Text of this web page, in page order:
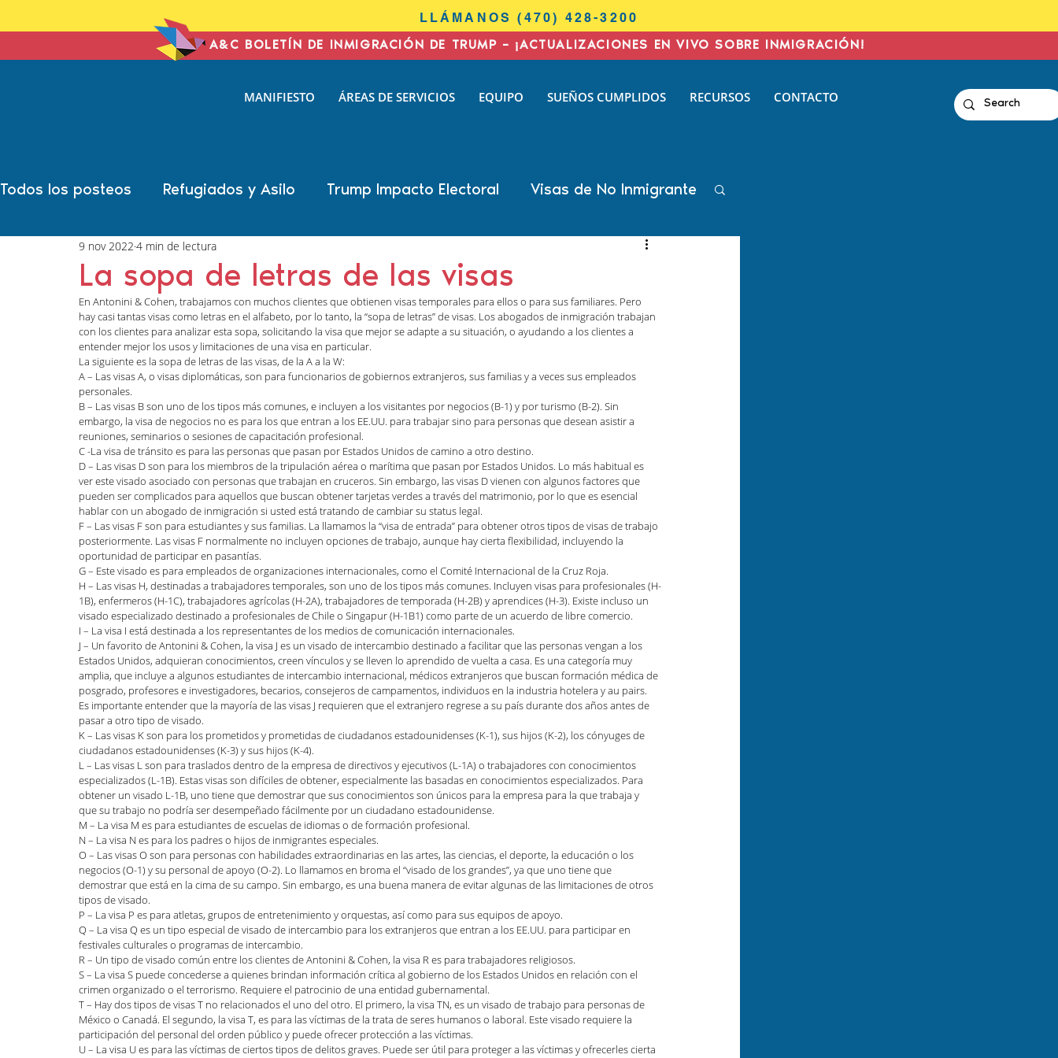
LLÁMANOS (470) 428-3200
A&C BOLETÍN DE INMIGRACIÓN DE TRUMP – ¡ACTUALIZACIONES EN VIVO SOBRE INMIGRACIÓN!
MANIFIESTO ÁREAS DE SERVICIOS EQUIPO SUEÑOS CUMPLIDOS RECURSOS CONTACTO
ANTONINI
Todos los posteos Refugiados y Asilo Trump Impacto Electoral Visas de No Inmigrante
Año Electoral Carolina Antonini Kathleen Hoyos
Sonal Shah Liann Campagne Bethany Biswas Inmigración de negocios
Defensa de deportación DACA Hablando con Carolina Podcast
Inmigración familiar LGBTQI+ Naturalización
Inmigración general Zuhra Aziz Jessica Luna Kaitlin Rudzinskyi
Inmigración Humanitaria
La sopa de letras de las visas
9 nov 2022 4 min de lectura
En Antonini & Cohen, trabajamos con muchos clientes que obtienen visas temporales para ellos o para sus familiares. Pero
hay casi tantas visas como letras en el alfabeto, por lo tanto, la “sopa de letras” de visas. Los abogados de inmigración trabajan
con los clientes para analizar esta sopa, solicitando la visa que mejor se adapte a su situación, o ayudando a los clientes a
entender mejor los usos y limitaciones de una visa en particular.
La siguiente es la sopa de letras de las visas, de la A a la W:
A – Las visas A, o visas diplomáticas, son para funcionarios de gobiernos extranjeros, sus familias y a veces sus empleados
personales.
B – Las visas B son uno de los tipos más comunes, e incluyen a los visitantes por negocios (B-1) y por turismo (B-2). Sin
embargo, la visa de negocios no es para los que entran a los EE.UU. para trabajar sino para personas que desean asistir a
reuniones, seminarios o sesiones de capacitación profesional.
C -La visa de tránsito es para las personas que pasan por Estados Unidos de camino a otro destino.
D – Las visas D son para los miembros de la tripulación aérea o marítima que pasan por Estados Unidos. Lo más habitual es
ver este visado asociado con personas que trabajan en cruceros. Sin embargo, las visas D vienen con algunos factores que
pueden ser complicados para aquellos que buscan obtener tarjetas verdes a través del matrimonio, por lo que es esencial
hablar con un abogado de inmigración si usted está tratando de cambiar su status legal.
F – Las visas F son para estudiantes y sus familias. La llamamos la “visa de entrada” para obtener otros tipos de visas de trabajo
posteriormente. Las visas F normalmente no incluyen opciones de trabajo, aunque hay cierta flexibilidad, incluyendo la
oportunidad de participar en pasantías.
G – Este visado es para empleados de organizaciones internacionales, como el Comité Internacional de la Cruz Roja.
H – Las visas H, destinadas a trabajadores temporales, son uno de los tipos más comunes. Incluyen visas para profesionales (H-
1B), enfermeros (H-1C), trabajadores agrícolas (H-2A), trabajadores de temporada (H-2B) y aprendices (H-3). Existe incluso un
visado especializado destinado a profesionales de Chile o Singapur (H-1B1) como parte de un acuerdo de libre comercio.
I – La visa I está destinada a los representantes de los medios de comunicación internacionales.
J – Un favorito de Antonini & Cohen, la visa J es un visado de intercambio destinado a facilitar que las personas vengan a los
Estados Unidos, adquieran conocimientos, creen vínculos y se lleven lo aprendido de vuelta a casa. Es una categoría muy
amplia, que incluye a algunos estudiantes de intercambio internacional, médicos extranjeros que buscan formación médica de
posgrado, profesores e investigadores, becarios, consejeros de campamentos, individuos en la industria hotelera y au pairs.
Es importante entender que la mayoría de las visas J requieren que el extranjero regrese a su país durante dos años antes de
pasar a otro tipo de visado.
K – Las visas K son para los prometidos y prometidas de ciudadanos estadounidenses (K-1), sus hijos (K-2), los cónyuges de
ciudadanos estadounidenses (K-3) y sus hijos (K-4).
L – Las visas L son para traslados dentro de la empresa de directivos y ejecutivos (L-1A) o trabajadores con conocimientos
especializados (L-1B). Estas visas son difíciles de obtener, especialmente las basadas en conocimientos especializados. Para
obtener un visado L-1B, uno tiene que demostrar que sus conocimientos son únicos para la empresa para la que trabaja y
que su trabajo no podría ser desempeñado fácilmente por un ciudadano estadounidense.
M – La visa M es para estudiantes de escuelas de idiomas o de formación profesional.
N – La visa N es para los padres o hijos de inmigrantes especiales.
O – Las visas O son para personas con habilidades extraordinarias en las artes, las ciencias, el deporte, la educación o los
negocios (O-1) y su personal de apoyo (O-2). Lo llamamos en broma el “visado de los grandes”, ya que uno tiene que
demostrar que está en la cima de su campo. Sin embargo, es una buena manera de evitar algunas de las limitaciones de otros
tipos de visado.
P – La visa P es para atletas, grupos de entretenimiento y orquestas, así como para sus equipos de apoyo.
Q – La visa Q es un tipo especial de visado de intercambio para los extranjeros que entran a los EE.UU. para participar en
festivales culturales o programas de intercambio.
R – Un tipo de visado común entre los clientes de Antonini & Cohen, la visa R es para trabajadores religiosos.
S – La visa S puede concederse a quienes brindan información crítica al gobierno de los Estados Unidos en relación con el
crimen organizado o el terrorismo. Requiere el patrocinio de una entidad gubernamental.
T – Hay dos tipos de visas T no relacionados el uno del otro. El primero, la visa TN, es un visado de trabajo para personas de
México o Canadá. El segundo, la visa T, es para las víctimas de la trata de seres humanos o laboral. Este visado requiere la
participación del personal del orden público y puede ofrecer protección a las víctimas.
U – La visa U es para las víctimas de ciertos tipos de delitos graves. Puede ser útil para proteger a las víctimas y ofrecerles cierta